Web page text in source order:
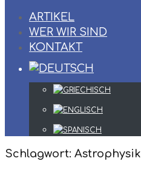
ARTIKEL
WER WIR SIND
KONTAKT
Schlagwort: Astrophysik